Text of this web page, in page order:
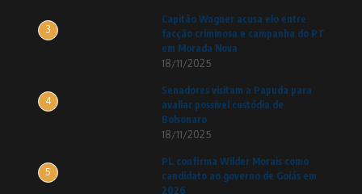
3
Capitão Wagner acusa elo entre
facção criminosa e campanha do PT
em Morada Nova
18/11/2025
4
Senadores visitam a Papuda para
avaliar possível custódia de
Bolsonaro
18/11/2025
5
PL confirma Wilder Morais como
candidato ao governo de Goiás em
2026